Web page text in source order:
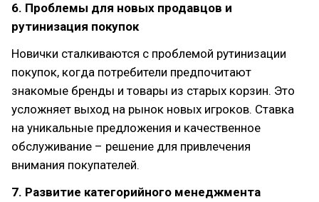
6. Проблемы для новых продавцов и
рутинизация покупок
Новички сталкиваются с проблемой рутинизации
покупок, когда потребители предпочитают
знакомые бренды и товары из старых корзин. Это
усложняет выход на рынок новых игроков. Ставка
на уникальные предложения и качественное
обслуживание – решение для привлечения
внимания покупателей.
7. Развитие категорийного менеджмента